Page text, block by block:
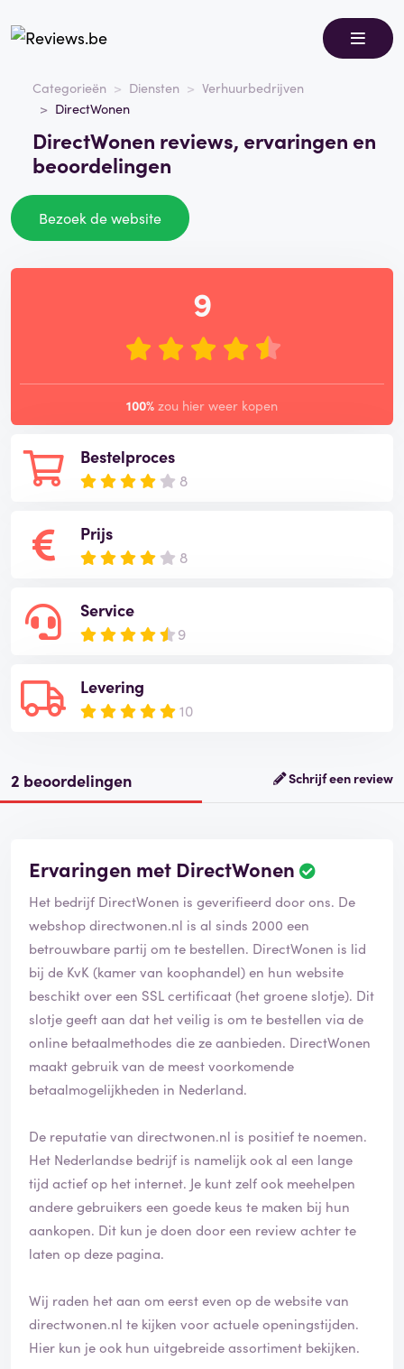
Categorieën Diensten
Verhuurbedrijven
DirectWonen
DirectWonen reviews, ervaringen en
beoordelingen
Bezoek de website
Bestelproces
8
Prijs
8
Service
9
Levering
10
9
100% zou hier weer kopen
2 beoordelingen Schrijf een review
Ervaringen met DirectWonen
Het bedrijf DirectWonen is geverifieerd door ons. De
webshop directwonen.nl is al sinds 2000 een
betrouwbare partij om te bestellen. DirectWonen is lid
bij de KvK (kamer van koophandel) en hun website
beschikt over een SSL certificaat (het groene slotje). Dit
slotje geeft aan dat het veilig is om te bestellen via de
online betaalmethodes die ze aanbieden. DirectWonen
maakt gebruik van de meest voorkomende
betaalmogelijkheden in Nederland.
De reputatie van directwonen.nl is positief te noemen.
Het Nederlandse bedrijf is namelijk ook al een lange
tijd actief op het internet. Je kunt zelf ook meehelpen
andere gebruikers een goede keus te maken bij hun
aankopen. Dit kun je doen door een review achter te
laten op deze pagina.
Wij raden het aan om eerst even op de website van
directwonen.nl te kijken voor actuele openingstijden.
Hier kun je ook hun uitgebreide assortiment bekijken.